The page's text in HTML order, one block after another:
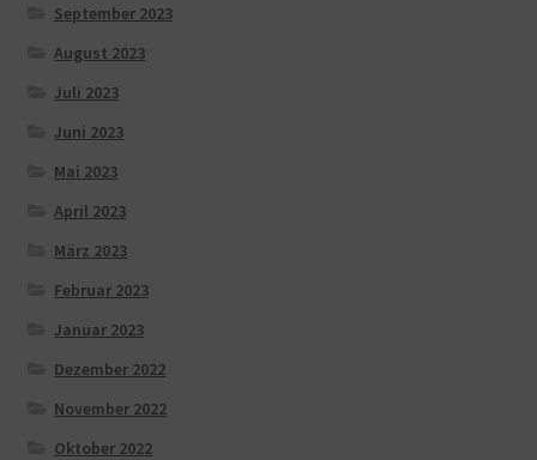
September 2023
August 2023
Juli 2023
Juni 2023
Mai 2023
April 2023
März 2023
Februar 2023
Januar 2023
Dezember 2022
November 2022
Oktober 2022